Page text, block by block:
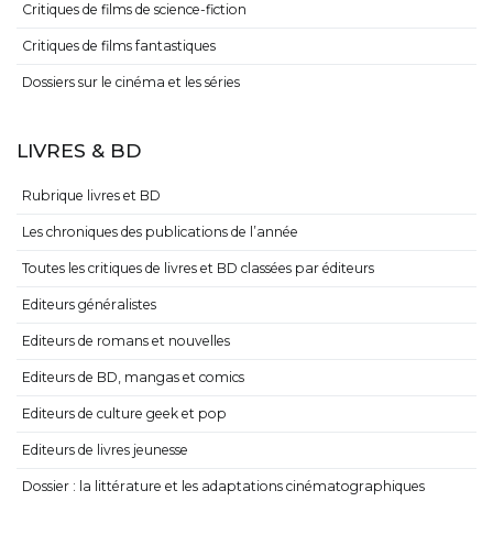
Critiques de films de science-fiction
Critiques de films fantastiques
Dossiers sur le cinéma et les séries
LIVRES & BD
Rubrique livres et BD
Les chroniques des publications de l’année
Toutes les critiques de livres et BD classées par éditeurs
Editeurs généralistes
Editeurs de romans et nouvelles
Editeurs de BD, mangas et comics
Editeurs de culture geek et pop
Editeurs de livres jeunesse
Dossier : la littérature et les adaptations cinématographiques